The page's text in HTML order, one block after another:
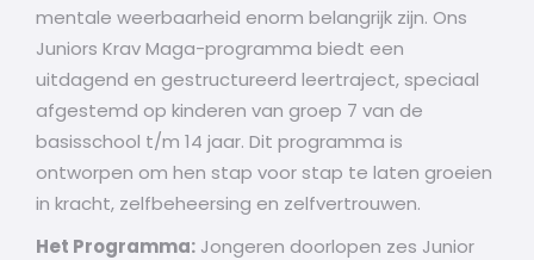
mentale weerbaarheid enorm belangrijk zijn. Ons
Juniors Krav Maga-programma biedt een
uitdagend en gestructureerd leertraject, speciaal
afgestemd op kinderen van groep 7 van de
basisschool t/m 14 jaar. Dit programma is
ontworpen om hen stap voor stap te laten groeien
in kracht, zelfbeheersing en zelfvertrouwen.
Het Programma: Jongeren doorlopen zes Junior